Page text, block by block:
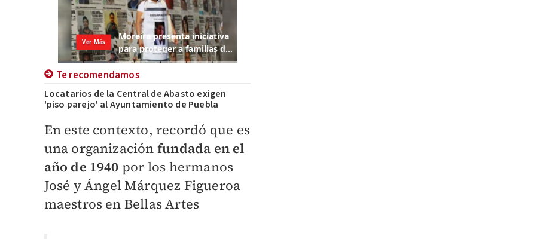
Te recomendamos
Locatarios de la Central de Abasto exigen
'piso parejo' al Ayuntamiento de Puebla
En este contexto, recordó que es
una organización fundada en el
año de 1940 por los hermanos
José y Ángel Márquez Figueroa
maestros en Bellas Artes